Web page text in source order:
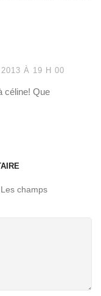
À 19 H 00
céline! Que
Les champs